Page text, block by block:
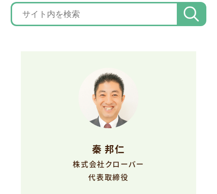
秦 邦仁
株式会社クローバー
代表取締役